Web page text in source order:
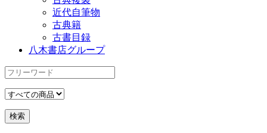
近代自筆物
古典籍
古書目録
八木書店グループ